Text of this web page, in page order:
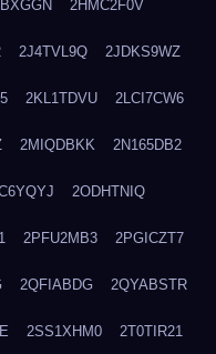
2HMC2F0V
2J4TVL9Q 2JDKS9WZ
2KL1TDVU 2LCI7CW6
2MIQDBKK 2N165DB2
2ODHTNIQ
2PFU2MB3 2PGICZT7
2QFIABDG 2QYABSTR
2SS1XHM0 2T0TIR21